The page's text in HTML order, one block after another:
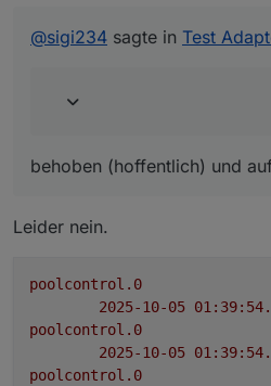
eine
Adapters vor
Denke .mail ist falsch
@sigi234 sagte in Test
behoben (hoffentlich) und
Leider nein.
poolcontrol.0
poolcontrol.0
poolcontrol.0